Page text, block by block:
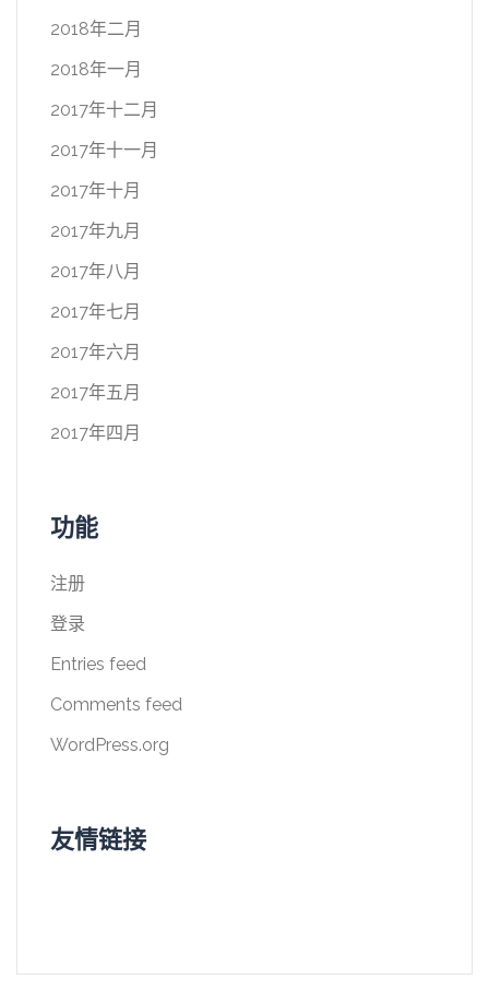
2018年二月
2018年一月
2017年十二月
2017年十一月
2017年十月
2017年九月
2017年八月
2017年七月
2017年六月
2017年五月
2017年四月
功能
注册
登录
Entries feed
Comments feed
WordPress.org
友情链接